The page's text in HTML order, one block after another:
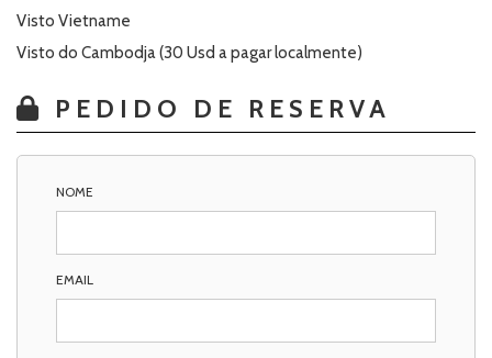
Visto Vietname
Visto do Cambodja (30 Usd a pagar localmente)
PEDIDO DE RESERVA
NOME
EMAIL